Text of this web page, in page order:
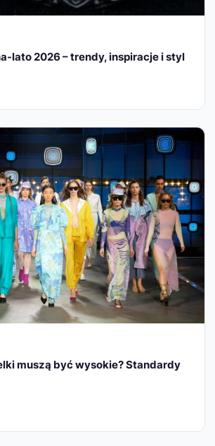
lato 2026 – trendy, inspiracje i styl
muszą być wysokie? Standardy